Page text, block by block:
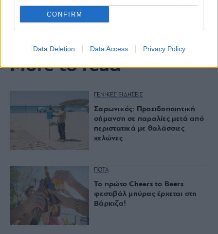
CONFIRM
Data Deletion Data Access Privacy Policy
More to read
ΓΕΝΙΚΕΣ ΕΙΔΗΣΕΙΣ
Σαρωνικός: Προειδοποιητική
σήμανση σε παραλίες μετά από
περιστατικά με θαλάσσιες
χελώνες
ΠΟΤΑ
Το πρώτο Cheers to Beers
φεστιβάλ μπύρας έρχεται στη
Βάρκιζα!